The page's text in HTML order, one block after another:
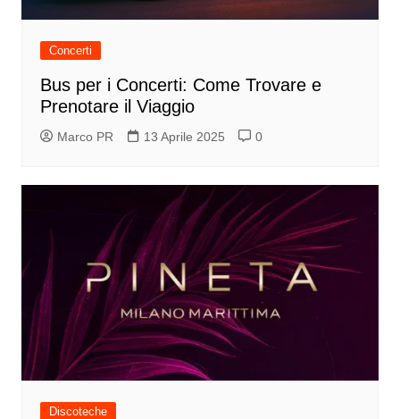
Concerti
Bus per i Concerti: Come Trovare e
Prenotare il Viaggio
Marco PR 13 Aprile 2025 0
Discoteche